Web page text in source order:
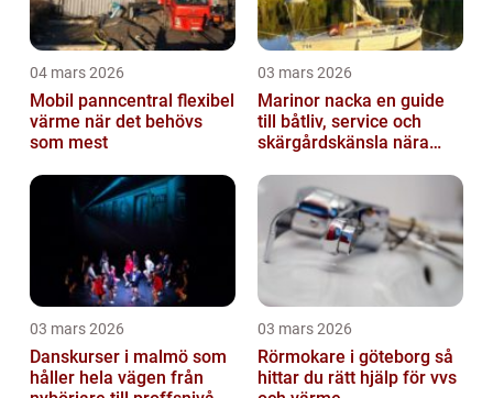
04 mars 2026
Mobil panncentral flexibel
värme när det behövs
som mest
03 mars 2026
Marinor nacka en guide
till båtliv, service och
skärgårdskänsla nära
03 mars 2026
Danskurser i malmö som
håller hela vägen från
03 mars 2026
Rörmokare i göteborg så
hittar du rätt hjälp för vvs